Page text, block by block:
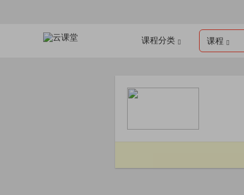
课程分类 课程